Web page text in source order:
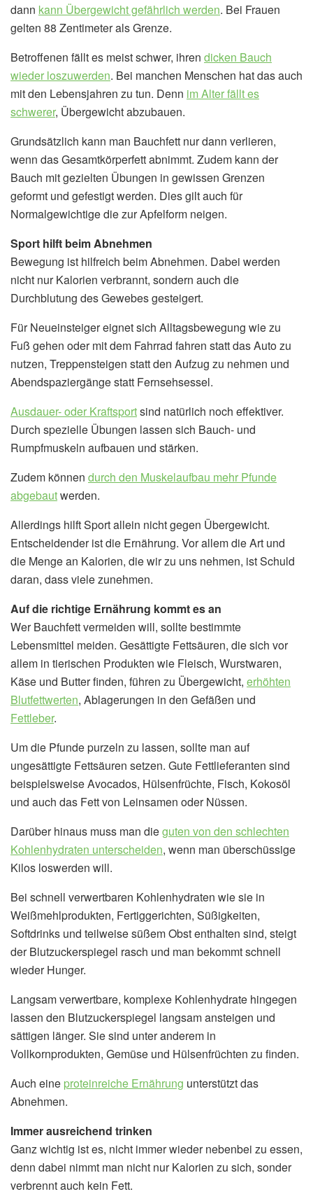
dann kann Übergewicht gefährlich werden. Bei Frauen
gelten 88 Zentimeter als Grenze.
Betroffenen fällt es meist schwer, ihren dicken Bauch
wieder loszuwerden. Bei manchen Menschen hat das auch
mit den Lebensjahren zu tun. Denn im Alter fällt es
schwerer, Übergewicht abzubauen.
Grundsätzlich kann man Bauchfett nur dann verlieren,
wenn das Gesamtkörperfett abnimmt. Zudem kann der
Bauch mit gezielten Übungen in gewissen Grenzen
geformt und gefestigt werden. Dies gilt auch für
Normalgewichtige die zur Apfelform neigen.
Sport hilft beim Abnehmen
Bewegung ist hilfreich beim Abnehmen. Dabei werden
nicht nur Kalorien verbrannt, sondern auch die
Durchblutung des Gewebes gesteigert.
Für Neueinsteiger eignet sich Alltagsbewegung wie zu
Fuß gehen oder mit dem Fahrrad fahren statt das Auto zu
nutzen, Treppensteigen statt den Aufzug zu nehmen und
Abendspaziergänge statt Fernsehsessel.
Ausdauer- oder Kraftsportsind natürlich noch effektiver.
Durch spezielle Übungen lassen sich Bauch- und
Rumpfmuskeln aufbauen und stärken.
Zudem können durch den Muskelaufbau mehr Pfunde
abgebautwerden.
Allerdings hilft Sport allein nicht gegen Übergewicht.
Entscheidender ist die Ernährung. Vor allem die Art und
die Menge an Kalorien, die wir zu uns nehmen, ist Schuld
daran, dass viele zunehmen.
Auf die richtige Ernährung kommt es an
Wer Bauchfett vermeiden will, sollte bestimmte
Lebensmittel meiden. Gesättigte Fettsäuren, die sich vor
allem in tierischen Produkten wie Fleisch, Wurstwaren,
Käse und Butter finden, führen zu Übergewicht, erhöhten
Blutfettwerten, Ablagerungen in den Gefäßen und
Fettleber.
Um die Pfunde purzeln zu lassen, sollte man auf
ungesättigte Fettsäuren setzen. Gute Fettlieferanten sind
beispielsweise Avocados, Hülsenfrüchte, Fisch, Kokosöl
und auch das Fett von Leinsamen oder Nüssen.
Darüber hinaus muss man dieguten von den schlechten
Kohlenhydraten unterscheiden, wenn man überschüssige
Kilos loswerden will.
Bei schnell verwertbaren Kohlenhydraten wie sie in
Weißmehlprodukten, Fertiggerichten, Süßigkeiten,
Softdrinks und teilweise süßem Obst enthalten sind, steigt
der Blutzuckerspiegel rasch und man bekommt schnell
wieder Hunger.
Langsam verwertbare, komplexe Kohlenhydrate hingegen
lassen den Blutzuckerspiegel langsam ansteigen und
sättigen länger. Sie sind unter anderem in
Vollkornprodukten, Gemüse und Hülsenfrüchten zu finden.
Auch eine proteinreiche Ernährung unterstützt das
Abnehmen.
Immer ausreichend trinken
Ganz wichtig ist es, nicht immer wieder nebenbei zu essen,
denn dabei nimmt man nicht nur Kalorien zu sich, sonder
verbrennt auch kein Fett.